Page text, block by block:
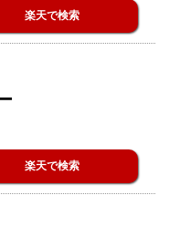
楽天で検索
楽天で検索